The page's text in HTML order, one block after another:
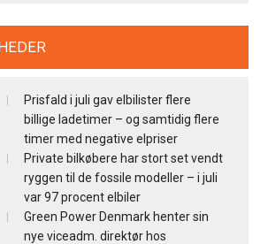
Prisfald i juli gav elbilister flere
billige ladetimer – og samtidig flere
timer med negative elpriser
Private bilkøbere har stort set vendt
ryggen til de fossile modeller – i juli
var 97 procent elbiler
Green Power Denmark henter sin
nye viceadm. direktør hos